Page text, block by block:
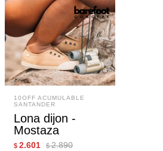
10OFF ACUMULABLE
SANTANDER
Lona dijon -
Mostaza
$ 2.601 $ 2.890